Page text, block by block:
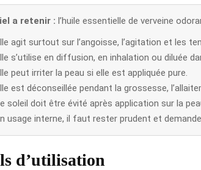
a retenir : l’huile essentielle de verveine
agit surtout sur l’angoisse, l’agitation et les
s’utilise en diffusion, en inhalation ou diluée
peut irriter la peau si elle est appliquée pure.
est déconseillée pendant la grossesse,
soleil doit être évité après application sur la
usage interne, il faut rester prudent et
d’utilisation